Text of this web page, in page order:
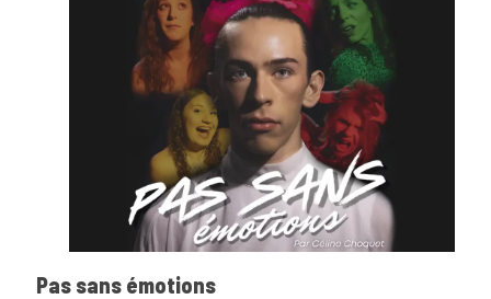
Pas sans émotions